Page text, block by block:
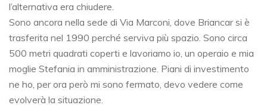
l’alternativa era chiudere.
Sono ancora nella sede di Via Marconi, dove Briancar si è
trasferita nel 1990 perché serviva più spazio. Sono circa
500 metri quadrati coperti e lavoriamo io, un operaio e mia
moglie Stefania in amministrazione. Piani di investimento
ne ho, per ora però mi sono fermato, devo vedere come
evolverà la situazione.